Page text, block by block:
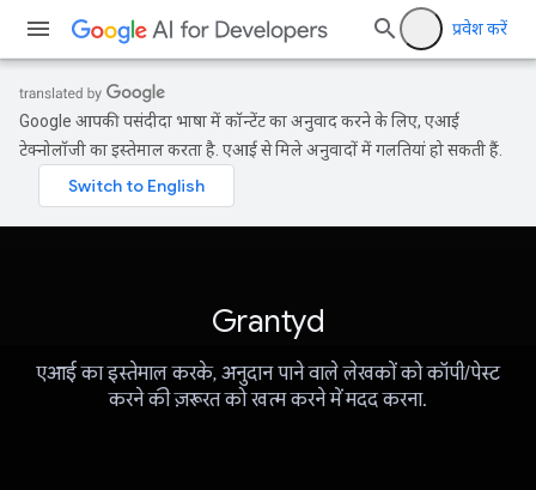
प्रवेश करें
Google आपकी पसंदीदा भाषा में कॉन्टेंट का अनुवाद करने के लिए, एआई
टेक्नोलॉजी का इस्तेमाल करता है. एआई से मिले अनुवादों में गलतियां हो सकती हैं.
Grantyd
एआई का इस्तेमाल करके, अनुदान पाने वाले लेखकों को कॉपी/पेस्ट
करने की ज़रूरत को खत्म करने में मदद करना.